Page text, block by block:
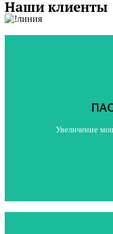
Наши клиенты
Увеличение
Увеличение